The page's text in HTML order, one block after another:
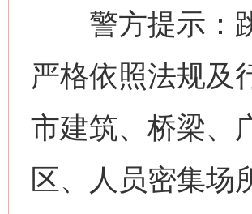
警方提示：跳
严格依照法规及
市建筑、桥梁、
区、人员密集场